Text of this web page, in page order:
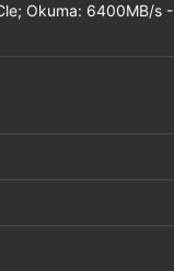
Okuma: 6400MB/s -